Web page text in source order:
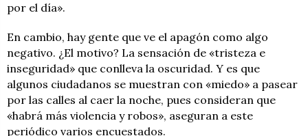
por el día».
En cambio, hay gente que ve el apagón como algo
negativo. ¿El motivo? La sensación de «tristeza e
inseguridad» que conlleva la oscuridad. Y es que
algunos ciudadanos se muestran con «miedo» a pasear
por las calles al caer la noche, pues consideran que
«habrá más violencia y robos», aseguran a este
periódico varios encuestados.